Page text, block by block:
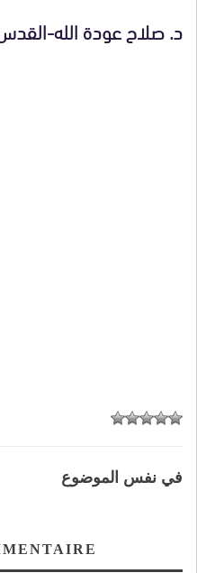
د. صلاح عودة الله-
في نفس الموضوع